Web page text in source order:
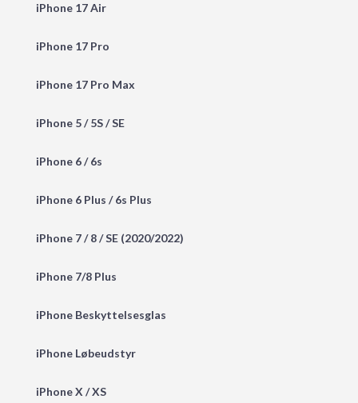
iPhone 17 Air
iPhone 17 Pro
iPhone 17 Pro Max
iPhone 5 / 5S / SE
iPhone 6 / 6s
iPhone 6 Plus / 6s Plus
iPhone 7 / 8 / SE (2020/2022)
iPhone 7/8 Plus
iPhone Beskyttelsesglas
iPhone Løbeudstyr
iPhone X / XS